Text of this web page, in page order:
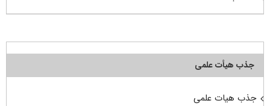
جذب هیأت علمی
جذب هیات علمی